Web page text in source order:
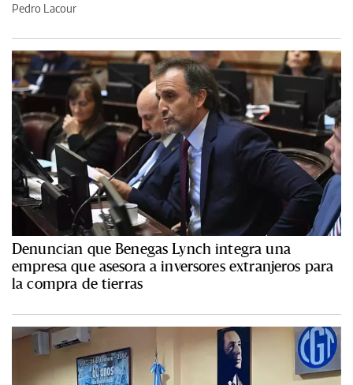
Pedro Lacour
Denuncian que Benegas Lynch integra una
empresa que asesora a inversores extranjeros para
la compra de tierras